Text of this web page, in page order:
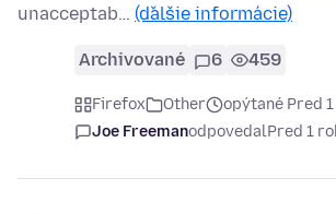
unacceptab… (ďalšie informácie)
Archivované 6 459
Firefox Other
opýtané Pred
Joe FreemanodpovedalPred 1